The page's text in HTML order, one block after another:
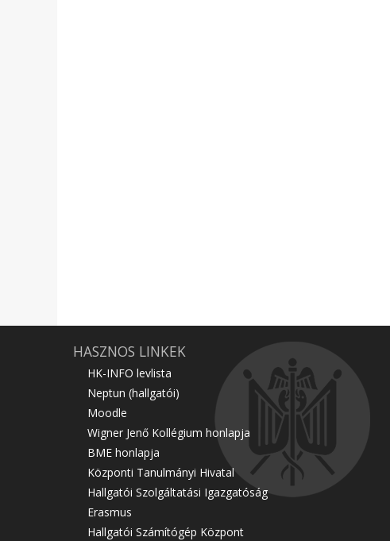
HASZNOS LINKEK
HK-INFO levlista
Neptun (hallgatói)
Moodle
Wigner Jenő Kollégium honlapja
BME honlapja
Központi Tanulmányi Hivatal
Hallgatói Szolgáltatási Igazgatóság
Erasmus
Hallgatói Számítógép Központ